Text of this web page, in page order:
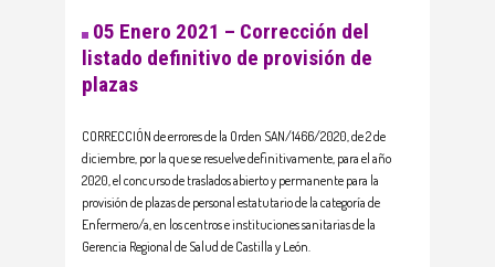
05 Enero 2021 – Corrección del
listado definitivo de provisión de
plazas
CORRECCIÓN de errores de la Orden SAN/1466/2020, de 2 de
diciembre, por la que se resuelve definitivamente, para el año
2020, el concurso de traslados abierto y permanente para la
provisión de plazas de personal estatutario de la categoría de
Enfermero/a, en los centros e instituciones sanitarias de la
Gerencia Regional de Salud de Castilla y León.